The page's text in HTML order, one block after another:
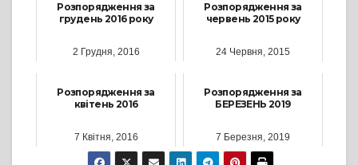
Розпорядження за
грудень 2016 року
2 Грудня, 2016
Розпорядження за
червень 2015 року
24 Червня, 2015
Розпорядження за
квітень 2016
7 Квітня, 2016
Розпорядження за
БЕРЕЗЕНЬ 2019
7 Березня, 2019